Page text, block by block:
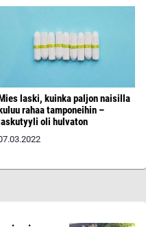
laski, kuinka paljon naisilla
rahaa tamponeihin –
oli hulvaton